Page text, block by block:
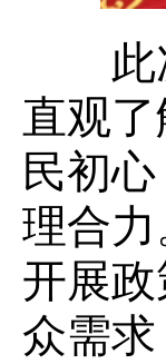
此次
直观
民初
理合
开展
众需